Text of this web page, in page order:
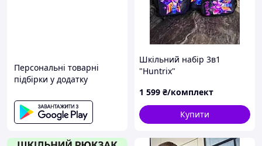
Персональні товарні
підбірки у додатку
Шкільний набір 3в1
"Huntrix"
1 599 ₴/комплект
Купити